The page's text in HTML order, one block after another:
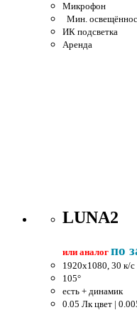
Микрофон
Мин.
ИК подсветка
Аренда
LUNA2
или аналог по
1920x1080, 30 к/c
105°
есть + динамик
0.05 Лк цвет |